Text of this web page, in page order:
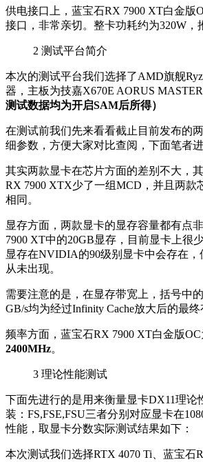
供电接口上，蓝宝石RX 7900 XT白金版
接口，非常亲切。整卡功耗约为320W，
2 测试平台简介
本次的测试平台我们选择了AMD旗舰
器，主板为技嘉X670E AORUS MASTER
测试数据均为开启SAM后所得）
在测试前我们先来看看截止目前发布的
细参数，方便大家对比查阅，下面笔者
其实两款显卡在芯片方面的差别不大，
RX 7900 XTX少了一组MCD，并且两款
相同。
显存方面，两款显卡的显存容量都有点
7900 XT中的20GB显存，目前显卡上很
显存在NVIDIA的90级别显卡中会存在，
从未出现。
需要注意的是，在显存带宽上，括号中的
GB/s均为经过Infinity Cache放大后的最终
频率方面，蓝宝石RX 7900 XT白金版OC
2400MHz。
3 理论性能测试
下面先进行的是用来衡量显卡DX11理论
装：FS,FSE,FSU三者分别对应显卡在
性能，取显卡分数实际测试结果如下：
本次测试我们选择RTX 4070 Ti、蓝宝石